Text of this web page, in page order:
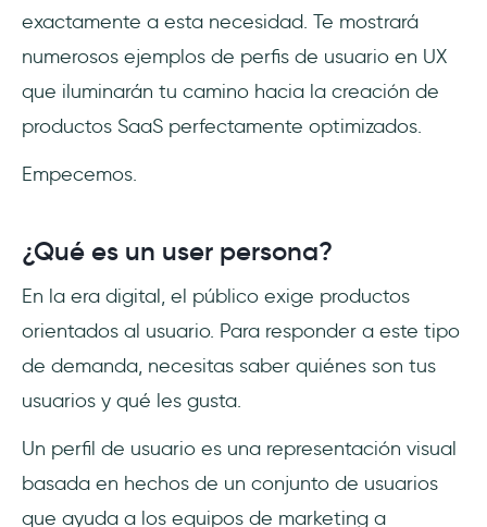
exactamente a esta necesidad. Te mostrará
numerosos ejemplos de perfis de usuario en UX
que iluminarán tu camino hacia la creación de
productos SaaS perfectamente optimizados.
Empecemos.
¿Qué es un user persona?
En la era digital, el público exige productos
orientados al usuario. Para responder a este tipo
de demanda, necesitas saber quiénes son tus
usuarios y qué les gusta.
Un perfil de usuario es una representación visual
basada en hechos de un conjunto de usuarios
que ayuda a los equipos de marketing a